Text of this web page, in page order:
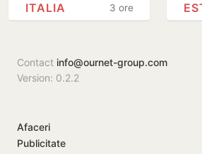
ambulanța ar fi3 ore
ITALIA
Contact info@ournet-group.com
Version: 0.2.2
Afaceri
Publicitate